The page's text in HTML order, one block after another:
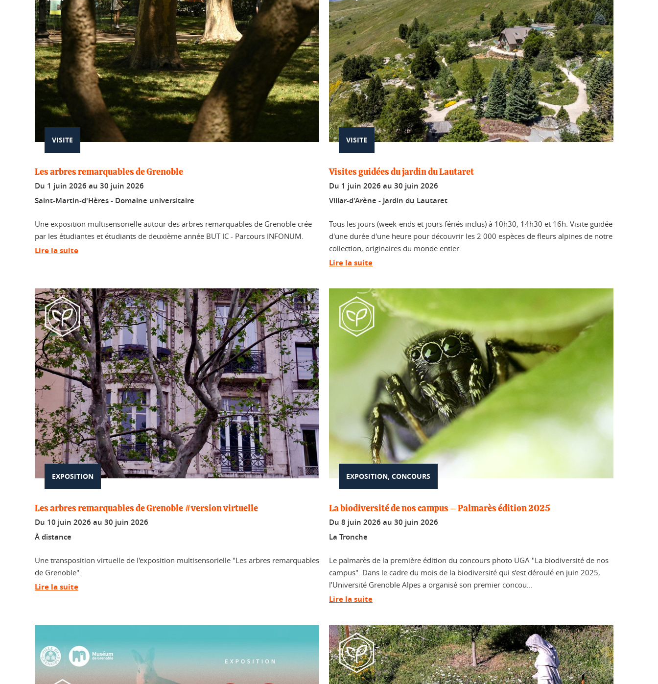
VISITE
Les arbres remarquables de Grenoble
Du 1 juin 2026 au 30 juin 2026
Saint-Martin-d'Hères - Domaine universitaire
Une exposition multisensorielle autour des arbres remarquables de Grenoble crée
par les étudiantes et étudiants de deuxième année BUT IC - Parcours INFONUM.
Lire la suite
VISITE
Visites guidées du jardin du Lautaret
Du 1 juin 2026 au 30 juin 2026
Villar-d'Arène - Jardin du Lautaret
Tous les jours (week-ends et jours fériés inclus) à 10h30, 14h30 et 16h. Visite guidée
d'une durée d'une heure pour découvrir les 2 000 espèces de fleurs alpines de notre
collection, originaires du monde entier.
Lire la suite
EXPOSITION
Les arbres remarquables de Grenoble #version virtuelle
Du 10 juin 2026 au 30 juin 2026
À distance
Une transposition virtuelle de l'exposition multisensorielle "Les arbres remarquables
de Grenoble".
Lire la suite
EXPOSITION, CONCOURS
La biodiversité de nos campus – Palmarès édition 2025
Du 8 juin 2026 au 30 juin 2026
La Tronche
Le palmarès de la première édition du concours photo UGA "La biodiversité de nos
campus". Dans le cadre du mois de la biodiversité qui s’est déroulé en juin 2025,
l’Université Grenoble Alpes a organisé son premier concou...
Lire la suite